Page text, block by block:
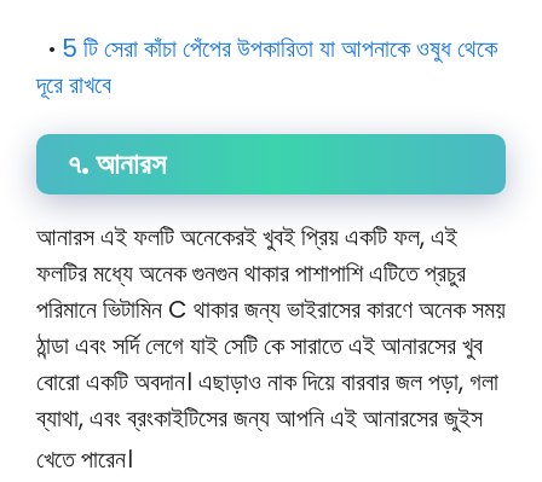
• 5 টি সেরা কাঁচা পেঁপের উপকারিতা যা আপনাকে ওষুধ থেকে
দূরে রাখবে
৭. আনারস
আনারস এই ফলটি অনেকেরই খুবই প্রিয় একটি ফল, এই
ফলটির মধ্যে অনেক গুনগুন থাকার পাশাপাশি এটিতে প্রচুর
পরিমানে ভিটামিন C থাকার জন্য ভাইরাসের কারণে অনেক সময়
ঠান্ডা এবং সর্দি লেগে যাই সেটি কে সারাতে এই আনারসের খুব
বোরো একটি অবদান। এছাড়াও নাক দিয়ে বারবার জল পড়া, গলা
ব্যাথা, এবং ব্রংকাইটিসের জন্য আপনি এই আনারসের জুইস
খেতে পারেন।